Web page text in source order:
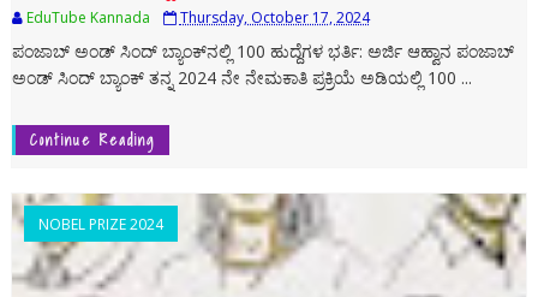
EduTube Kannada Thursday, October 17, 2024
ಪಂಜಾಬ್ ಅಂಡ್ ಸಿಂದ್‌ ಬ್ಯಾಂಕ್‌ನಲ್ಲಿ 100 ಹುದ್ದೆಗಳ ಭರ್ತಿ: ಅರ್ಜಿ ಆಹ್ವಾನ ಪಂಜಾಬ್
ಅಂಡ್ ಸಿಂದ್‌ ಬ್ಯಾಂಕ್ ತನ್ನ 2024 ನೇ ನೇಮಕಾತಿ ಪ್ರಕ್ರಿಯೆ ಅಡಿಯಲ್ಲಿ 100 ...
Continue Reading
NOBEL PRIZE 2024